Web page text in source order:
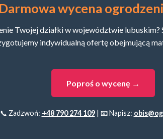
Darmowa wycena
Twojej działki w województwie
indywidualną ofertę obejmującą
Poproś o wycenę →
📞 Zadzwoń: +48 790 274 109| 📧 Napisz: